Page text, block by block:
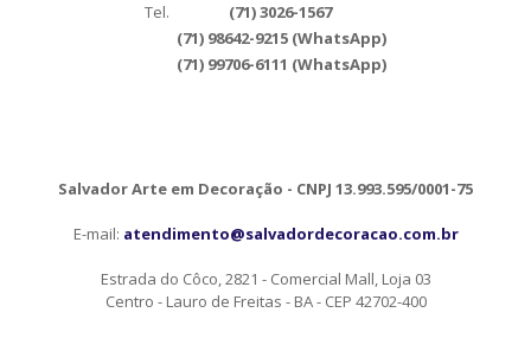
Tel.
(71) 3026-1567
(71) 98642-9215 (WhatsApp)
(71) 99706-6111 (WhatsApp)
Salvador Arte em Decoração - CNPJ 13.993.595/0001-75
E-mail: atendimento@salvadordecoracao.com.br
Estrada do Côco, 2821 - Comercial Mall, Loja 03
Centro - Lauro de Freitas - BA - CEP 42702-400